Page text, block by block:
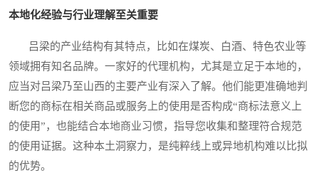
本地化经验与行业理解至关重要
吕梁的产业结构有其特点，比如在煤炭、白酒、特色农业等
领域拥有知名品牌。一家好的代理机构，尤其是立足于本地的，
应当对吕梁乃至山西的主要产业有深入了解。他们能更准确地判
断您的商标在相关商品或服务上的使用是否构成“商标法意义上
的使用”，也能结合本地商业习惯，指导您收集和整理符合规范
的使用证据。这种本土洞察力，是纯粹线上或异地机构难以比拟
的优势。